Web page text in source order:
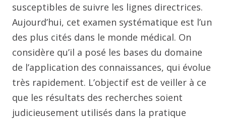
susceptibles de suivre les lignes directrices.
Aujourd’hui, cet examen systématique est l’un
des plus cités dans le monde médical. On
considère qu’il a posé les bases du domaine
de l’application des connaissances, qui évolue
très rapidement. L’objectif est de veiller à ce
que les résultats des recherches soient
judicieusement utilisés dans la pratique